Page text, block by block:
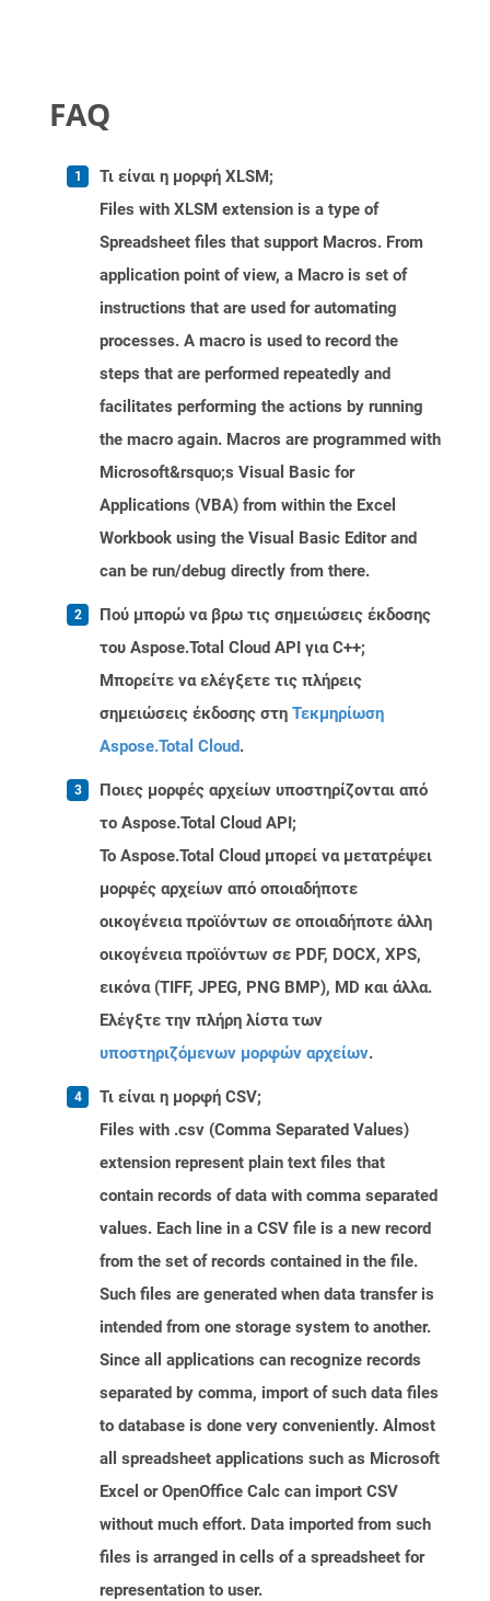
FAQ
Τι είναι η μορφή XLSM;
Files with XLSM extension is a type of
Spreadsheet files that support Macros. From
application point of view, a Macro is set of
instructions that are used for automating
processes. A macro is used to record the
steps that are performed repeatedly and
facilitates performing the actions by running
the macro again. Macros are programmed with
Microsoft&rsquo;s Visual Basic for
Applications (VBA) from within the Excel
Workbook using the Visual Basic Editor and
can be run/debug directly from there.
Πού μπορώ να βρω τις σημειώσεις έκδοσης
του Aspose.Total Cloud API για C++;
Μπορείτε να ελέγξετε τις πλήρεις
σημειώσεις έκδοσης στη Τεκμηρίωση
Aspose.Total Cloud.
Ποιες μορφές αρχείων υποστηρίζονται από
το Aspose.Total Cloud API;
Το Aspose.Total Cloud μπορεί να μετατρέψει
μορφές αρχείων από οποιαδήποτε
οικογένεια προϊόντων σε οποιαδήποτε άλλη
οικογένεια προϊόντων σε PDF, DOCX, XPS,
εικόνα (TIFF, JPEG, PNG BMP), MD και άλλα.
Ελέγξτε την πλήρη λίστα των
υποστηριζόμενων μορφών αρχείων.
Τι είναι η μορφή CSV;
Files with .csv (Comma Separated Values)
extension represent plain text files that
contain records of data with comma separated
values. Each line in a CSV file is a new record
from the set of records contained in the file.
Such files are generated when data transfer is
intended from one storage system to another.
Since all applications can recognize records
separated by comma, import of such data files
to database is done very conveniently. Almost
all spreadsheet applications such as Microsoft
Excel or OpenOffice Calc can import CSV
without much effort. Data imported from such
files is arranged in cells of a spreadsheet for
representation to user.